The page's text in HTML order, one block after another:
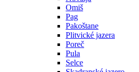
Omiš
Pag
Pakoštane
Plitvické jazera
Poreč
Pula
Selce